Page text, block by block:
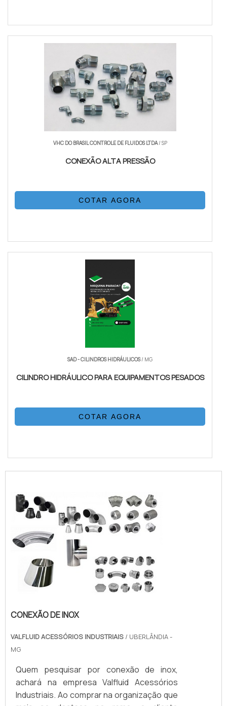
VHC DO BRASIL CONTROLE DE FLUIDOS LTDA/ SP
CONEXÃO ALTA PRESSÃO
COTAR AGORA
SAD - CILINDROS HIDRÁULICOS/ MG
CILINDRO HIDRÁULICO PARA EQUIPAMENTOS PESADOS
COTAR AGORA
CONEXÃO DE INOX
VALFLUID ACESSÓRIOS INDUSTRIAIS / UBERLÂNDIA -
MG
Quem pesquisar por conexão de inox,
achará na empresa Valfluid Acessórios
Industriais. Ao comprar na organização que